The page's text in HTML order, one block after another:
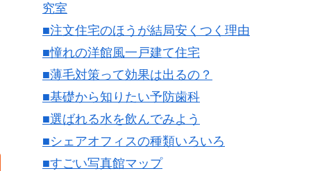
究室
■注文住宅のほうが結局安くつく理由
■憧れの洋館風一戸建て住宅
■薄毛対策って効果は出るの？
■基礎から知りたい予防歯科
■選ばれる水を飲んでみよう
■シェアオフィスの種類いろいろ
■すごい写真館マップ